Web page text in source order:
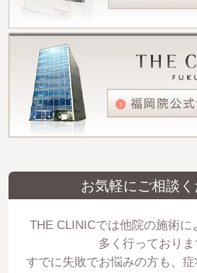
お気軽にご相談
THE CLINICでは他院の施術に
多く行っておりま
すでに失敗でお悩みの方も、